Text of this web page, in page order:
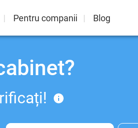
Pentru companii Blog